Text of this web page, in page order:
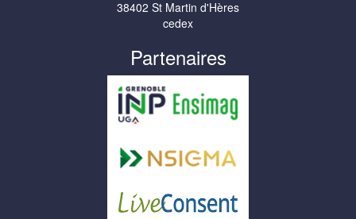
38402 St Martin d'Hères
cedex
Partenaires